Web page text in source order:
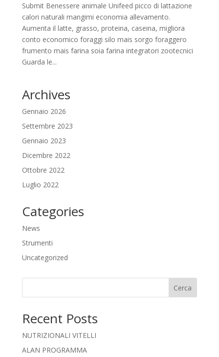
Submit Benessere animale Unifeed picco di lattazione
calori naturali mangimi economia allevamento.
Aumenta il latte, grasso, proteina, caseina, migliora
conto economico foraggi silo mais sorgo foraggero
frumento mais farina soia farina integratori zootecnici
Guarda le...
Archives
Gennaio 2026
Settembre 2023
Gennaio 2023
Dicembre 2022
Ottobre 2022
Luglio 2022
Categories
News
Strumenti
Uncategorized
Cerca
Recent Posts
NUTRIZIONALI VITELLI
ALAN PROGRAMMA